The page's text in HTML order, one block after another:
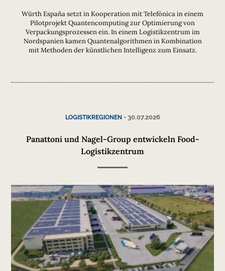
Würth España setzt in Kooperation mit Telefónica in einem
Pilotprojekt Quantencomputing zur Optimierung von
Verpackungsprozessen ein. In einem Logistikzentrum im
Nordspanien kamen Quantenalgorithmen in Kombination
mit Methoden der künstlichen Intelligenz zum Einsatz.
LOGISTIKREGIONEN- 30.07.2026
Panattoni und Nagel-Group entwickeln Food-
Logistikzentrum